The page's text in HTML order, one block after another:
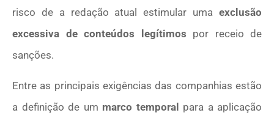
risco de a redação atual estimular uma exclusão
excessiva de conteúdos legítimos por receio de
sanções.
Entre as principais exigências das companhias estão
a definição de um marco temporal para a aplicação